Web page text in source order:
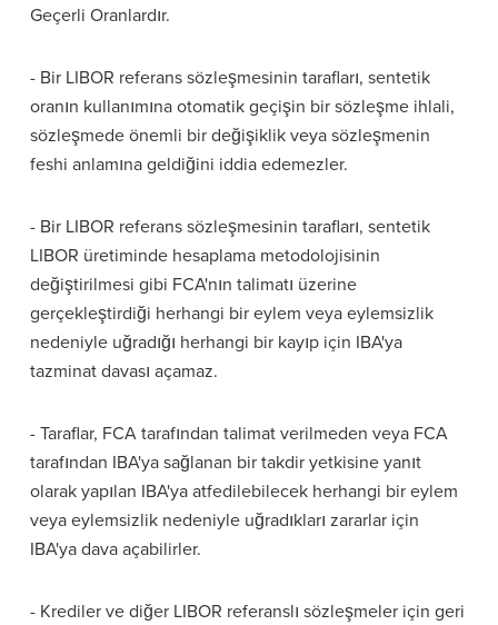
Geçerli Oranlardır.
- Bir LIBOR referans sözleşmesinin tarafları, sentetik
oranın kullanımına otomatik geçişin bir sözleşme ihlali,
sözleşmede önemli bir değişiklik veya sözleşmenin
feshi anlamına geldiğini iddia edemezler.
- Bir LIBOR referans sözleşmesinin tarafları, sentetik
LIBOR üretiminde hesaplama metodolojisinin
değiştirilmesi gibi FCA'nın talimatı üzerine
gerçekleştirdiği herhangi bir eylem veya eylemsizlik
nedeniyle uğradığı herhangi bir kayıp için IBA'ya
tazminat davası açamaz.
- Taraflar, FCA tarafından talimat verilmeden veya FCA
tarafından IBA'ya sağlanan bir takdir yetkisine yanıt
olarak yapılan IBA'ya atfedilebilecek herhangi bir eylem
veya eylemsizlik nedeniyle uğradıkları zararlar için
IBA'ya dava açabilirler.
- Krediler ve diğer LIBOR referanslı sözleşmeler için geri